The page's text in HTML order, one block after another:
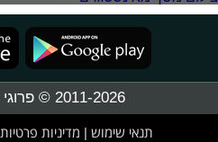
2011-2026 © פרוגי תקשורת בע"מ
תנאי שימוש | מדיניות פרטיות